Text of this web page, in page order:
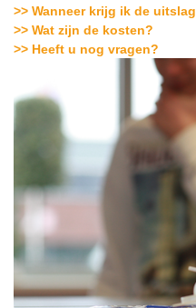
>> Wanneer krijg ik de
>> Wat zijn de kosten?
>> Heeft u nog vragen?